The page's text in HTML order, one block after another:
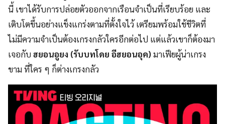
นี้ เขาได้รับการปล่อยตัวออกจากเรือนจำเป็นที่เรียบร้อย และ
เติบโตขึ้นอย่างแข็งแกร่งตามที่ตั้งใจไว้ เตรียมพร้อมใช้ชีวิตที่
ไม่มีความจำเป็นต้องเกรงกลัวใครอีกต่อไป แต่แล้วเขาก็ต้องมา
เจอกับฮยอนอูยง (รับบทโดย อีฮยอนอุค)มาเฟียผู้น่าเกรง
ขาม ที่ใคร ๆ ก็ต่างเกรงกลัว